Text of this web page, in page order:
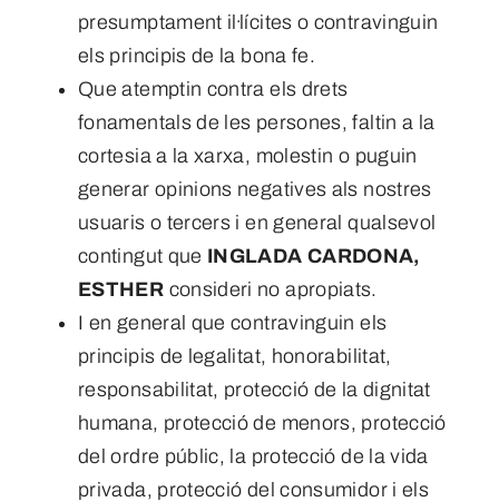
presumptament il·lícites o contravinguin
els principis de la bona fe.
Que atemptin contra els drets
fonamentals de les persones, faltin a la
cortesia a la xarxa, molestin o puguin
generar opinions negatives als nostres
usuaris o tercers i en general qualsevol
contingut que INGLADA CARDONA,
ESTHER consideri no apropiats.
I en general que contravinguin els
principis de legalitat, honorabilitat,
responsabilitat, protecció de la dignitat
humana, protecció de menors, protecció
del ordre públic, la protecció de la vida
privada, protecció del consumidor i els